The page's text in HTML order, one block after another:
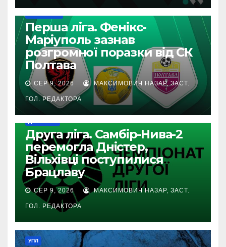
Перша ліга. Фенікс-
Маріуполь зазнав
розгромної поразки від СК
Полтава
СЕР 9, 2026 МАКСИМОВИЧ НАЗАР, ЗАСТ.
ГОЛ. РЕДАКТОРА
Друга ліга. Самбір-Нива-2
перемогла Дністер,
Вільхівці поступилися
Брацлаву
СЕР 9, 2026 МАКСИМОВИЧ НАЗАР, ЗАСТ.
ГОЛ. РЕДАКТОРА
УПЛ